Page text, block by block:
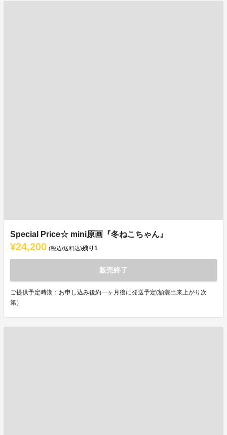
Special Price☆ mini原画『冬ねこちゃん』
¥24,200 (税込/送料込)残り1
販売終了
ご提供予定時期：お申し込み後約一ヶ月後に発送予定(額装出来上がり次
第）